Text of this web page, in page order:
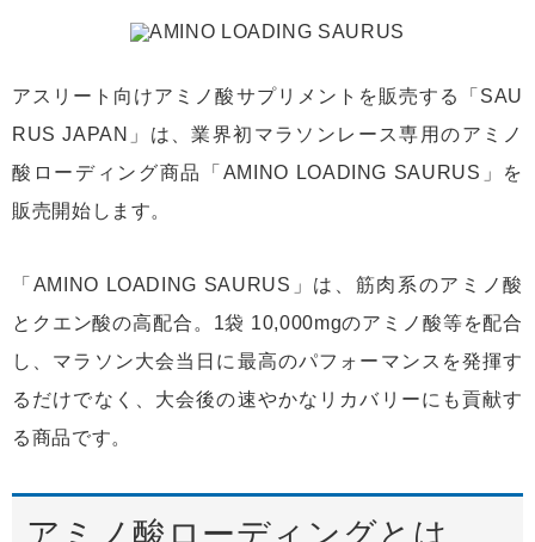
アスリート向けアミノ酸サプリメントを販売する「SAU
RUS JAPAN」は、業界初マラソンレース専用のアミノ
酸ローディング商品「AMINO LOADING SAURUS」を
販売開始します。
「AMINO LOADING SAURUS」は、筋肉系のアミノ酸
とクエン酸の高配合。1袋 10,000mgのアミノ酸等を配合
し、マラソン大会当日に最高のパフォーマンスを発揮す
るだけでなく、大会後の速やかなリカバリーにも貢献す
る商品です。
アミノ酸ローディングとは